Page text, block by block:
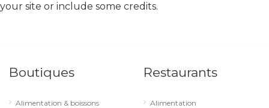
your site or include some credits.
Boutiques
Alimentation & boissons
Restaurants
Alimentation